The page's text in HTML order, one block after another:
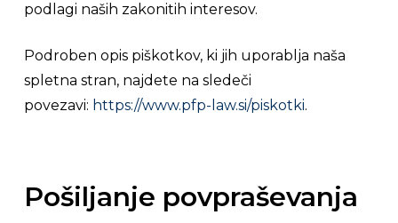
podlagi naših zakonitih interesov.
Podroben opis piškotkov, ki jih uporablja naša
spletna stran, najdete na sledeči
povezavi: https://www.pfp-law.si/piskotki.
Pošiljanje povpraševanja